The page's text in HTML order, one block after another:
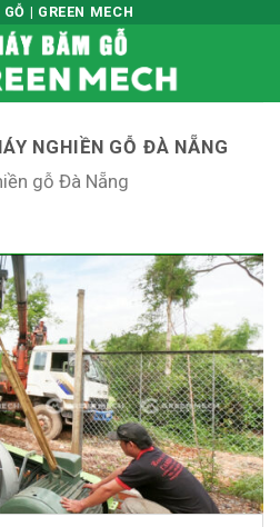
| GREEN MECH
NGHIỀN GỖ ĐÀ NẴNG
gỗ Đà Nẵng